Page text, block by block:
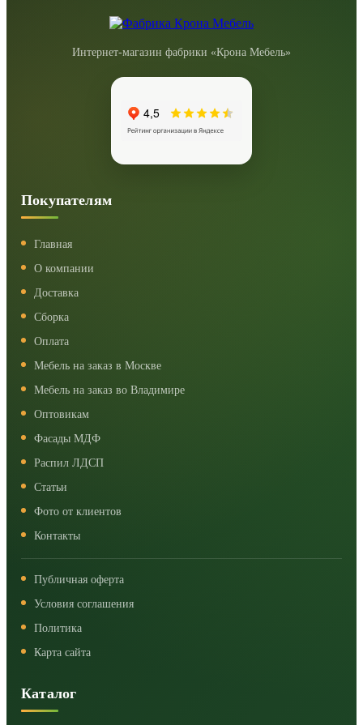
Интернет-магазин фабрики «Крона Мебель»
Покупателям
Главная
О компании
Доставка
Сборка
Оплата
Мебель на заказ в Москве
Мебель на заказ во Владимире
Оптовикам
Фасады МДФ
Распил ЛДСП
Статьи
Фото от клиентов
Контакты
Публичная оферта
Условия соглашения
Политика
Карта сайта
Каталог